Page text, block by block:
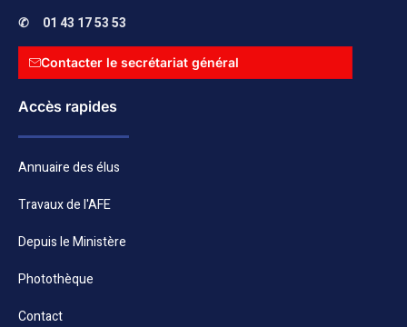
✆ 01 43 17 53 53
Contacter le secrétariat général
Accès rapides
Annuaire des élus
Travaux de l'AFE
Depuis le Ministère
Photothèque
Contact